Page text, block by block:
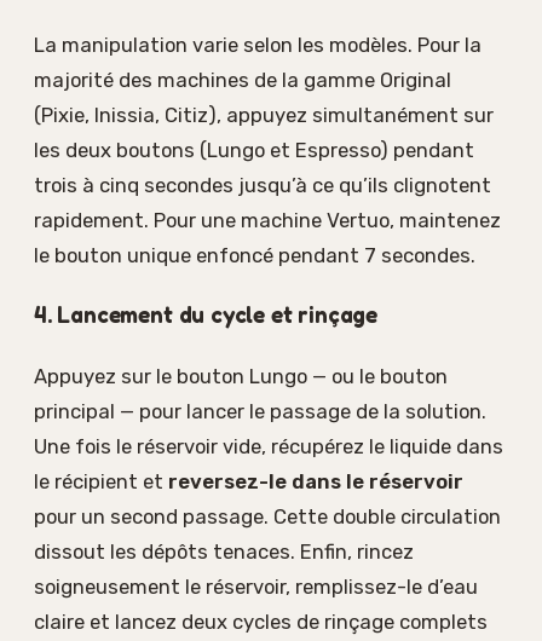
La manipulation varie selon les modèles. Pour la
majorité des machines de la gamme Original
(Pixie, Inissia, Citiz), appuyez simultanément sur
les deux boutons (Lungo et Espresso) pendant
trois à cinq secondes jusqu’à ce qu’ils clignotent
rapidement. Pour une machine Vertuo, maintenez
le bouton unique enfoncé pendant 7 secondes.
4. Lancement du cycle et rinçage
Appuyez sur le bouton Lungo — ou le bouton
principal — pour lancer le passage de la solution.
Une fois le réservoir vide, récupérez le liquide dans
le récipient et reversez-le dans le réservoir
pour un second passage. Cette double circulation
dissout les dépôts tenaces. Enfin, rincez
soigneusement le réservoir, remplissez-le d’eau
claire et lancez deux cycles de rinçage complets